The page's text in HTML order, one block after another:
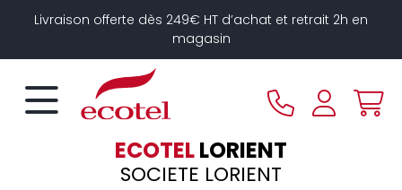
Livraison offerte dès 249€ HT d’achat et retrait 2h en
magasin
ECOTELLORIENT
SOCIETE LORIENT
Panneau de gestion des cookies